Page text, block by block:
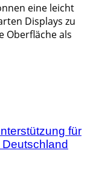
eine leicht
Displays zu
Oberfläche als
für